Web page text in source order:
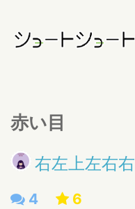
赤い目
右左上左右右
4 6